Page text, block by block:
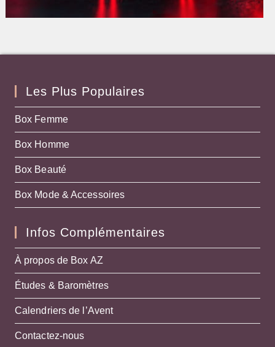
Les Plus Populaires
Box Femme
Box Homme
Box Beauté
Box Mode & Accessoires
Infos Complémentaires
À propos de Box AZ
Études & Baromètres
Calendriers de l’Avent
Contactez-nous